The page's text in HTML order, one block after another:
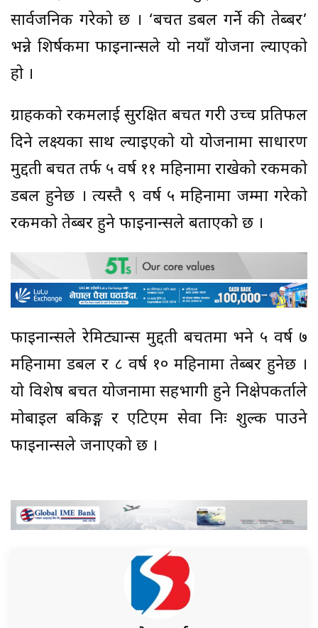
सार्वजनिक गरेको छ । ‘बचत डबल गर्ने की तेब्बर’
भन्ने शिर्षकमा फाइनान्सले यो नयाँ योजना ल्याएको
हाे ।
ग्राहकको रकमलाई सुरक्षित बचत गरी उच्च प्रतिफल
दिने लक्ष्यका साथ ल्याइएको यो योजनामा साधारण
मुद्दती बचत तर्फ ५ वर्ष ११ महिनामा राखेको रकमको
डबल हुनेछ । त्यस्तै ९ वर्ष ५ महिनामा जम्मा गरेको
रकमको तेब्बर हुने फाइनान्सले बताएको छ ।
फाइनान्सले रेमिट्यान्स मुद्दती बचतमा भने ५ वर्ष ७
महिनामा डबल र ८ वर्ष १० महिनामा तेब्बर हुनेछ ।
यो विशेष बचत योजनामा सहभागी हुने निक्षेपकर्ताले
मोबाइल बैंकिङ्ग र एटिएम सेवा निः शुल्क पाउने
फाइनान्सले जनाएको छ ।